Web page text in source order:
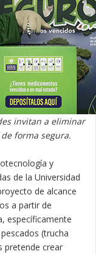
invitan a eliminar
forma segura.
y
de la Universidad
de alcance
a partir de
específicamente
(trucha
pretende crear